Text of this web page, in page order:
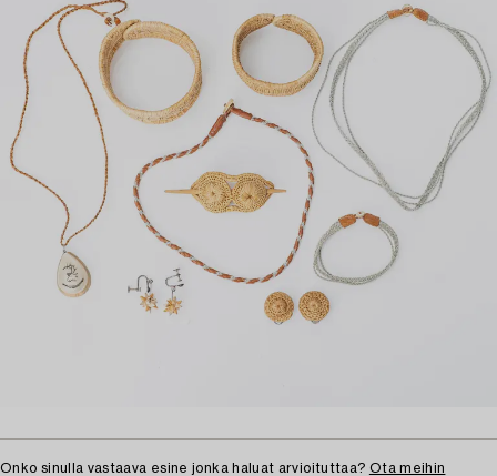
Onko sinulla vastaava esine jonka haluat arvioituttaa? Ota meihin